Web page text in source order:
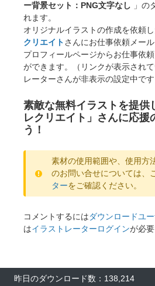
ー背景セット：PNG文字なし 」の
れます。
オリジナルイラストの作成を依頼
クリエイトさんにお仕事依頼メー
プロフィールページからお仕事依
ができます。（リンクが表示され
レーターさんが非表示の設定中です
素敵な無料イラストを提供
レクリエイト」さんに応援
う！
素材の使用範囲や、使用方
のお問い合せについては、
ターをご確認ください。
コメントするにはダウンロードユ
はイラストレーターログインが必要
昨日のダウンロード数：138,214